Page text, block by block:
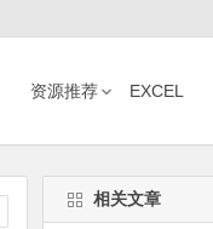
资源推荐 EXCEL
相关文章